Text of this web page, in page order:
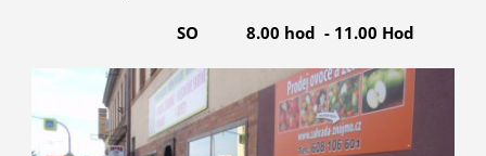
SO 8.00 hod - 11.00 Hod